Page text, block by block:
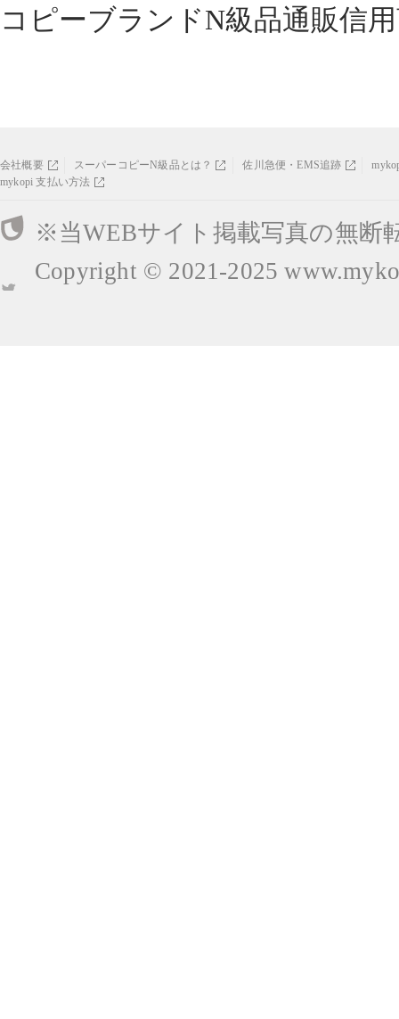
コピーブランドN級品通販信
会社概要 スーパーコピーN級品とは？ 佐川急便・EMS追跡
mykopi 支払い方法
※当WEBサイト掲載写真の無断
Copyright © 2021-2025